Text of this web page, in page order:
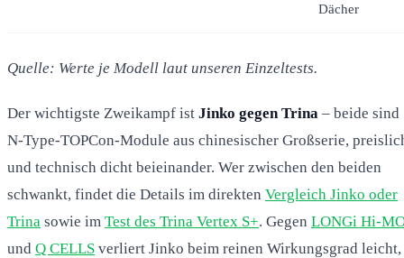
Dächer
Quelle: Werte je Modell laut unseren Einzeltests.
Der wichtigste Zweikampf ist Jinko gegen Trina – beide sind
N-Type-TOPCon-Module aus chinesischer Großserie,
und technisch dicht beieinander. Wer zwischen den beiden
schwankt, findet die Details im direkten Vergleich Jinko oder
Trina sowie im Test des Trina Vertex S+. Gegen LONGi Hi-
und Q CELLS verliert Jinko beim reinen Wirkungsgrad leicht,